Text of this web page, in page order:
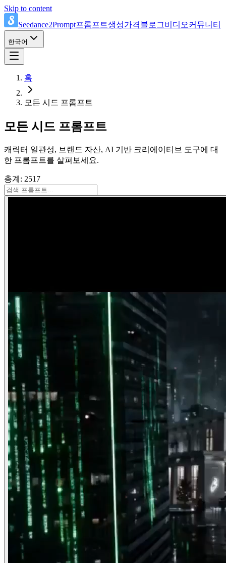
Skip to content
Seedance2Prompt프롬프트생성가격블로그비디오커뮤니티
한국어
홈
모든 시드 프롬프트
모든 시드 프롬프트
캐릭터 일관성, 브랜드 자산, AI 기반 크리에이티브 도구에 대
한 프롬프트를 살펴보세요.
총계: 2517